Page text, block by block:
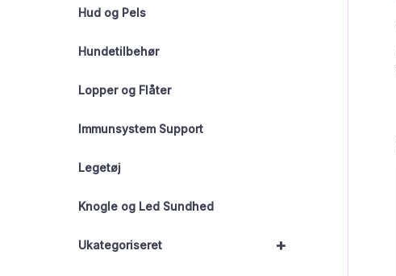
Hud og Pels
Hundetilbehør
Lopper og Flåter
Immunsystem Support
Legetøj
Knogle og Led Sundhed
+
Ukategoriseret